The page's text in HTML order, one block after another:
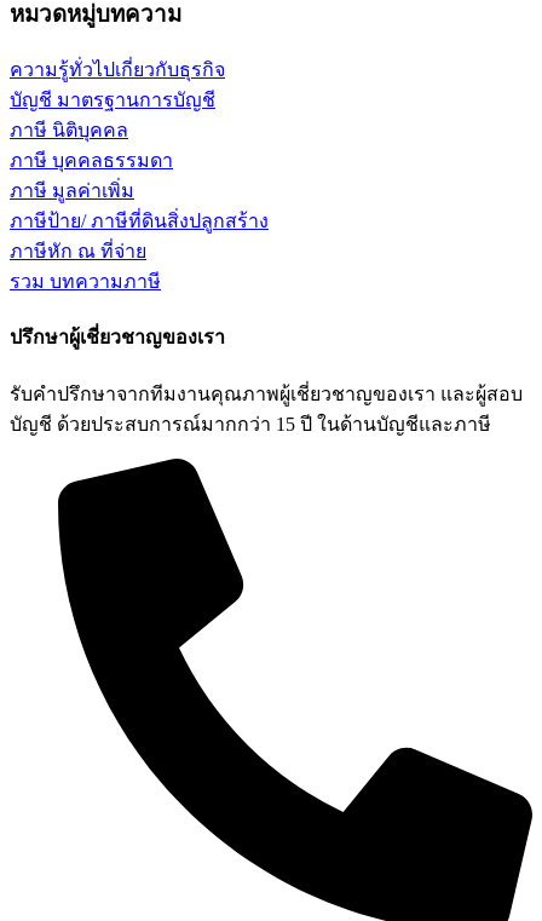
หมวดหมู่บทความ
ความรู้ทั่วไปเกี่ยวกับธุรกิจ
บัญชี มาตรฐานการบัญชี
ภาษี นิติบุคคล
ภาษี บุคคลธรรมดา
ภาษี มูลค่าเพิ่ม
ภาษีป้าย/ ภาษีที่ดินสิ่งปลูกสร้าง
ภาษีหัก ณ ที่จ่าย
รวม บทความภาษี
ปรึกษาผู้เชี่ยวชาญของเรา
รับคำปรึกษาจากทีมงานคุณภาพผู้เชี่ยวชาญของเรา และผู้สอบ
บัญชี ด้วยประสบการณ์มากกว่า 15 ปี ในด้านบัญชีและภาษี